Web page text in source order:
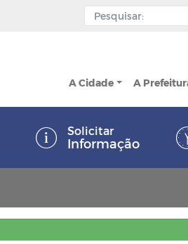
A Cidade A
Solicitar
Informação